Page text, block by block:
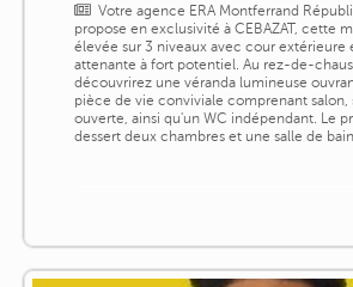
Votre agence ERA Montferrand
propose en exclusivité à CEBAZAT, cette
élevée sur 3 niveaux avec cour extérieure
attenante à fort potentiel. Au rez-de-
découvrirez une véranda lumineuse
pièce de vie conviviale comprenant salon,
ouverte, ainsi qu'un WC indépendant. Le
dessert deux chambres et une salle de